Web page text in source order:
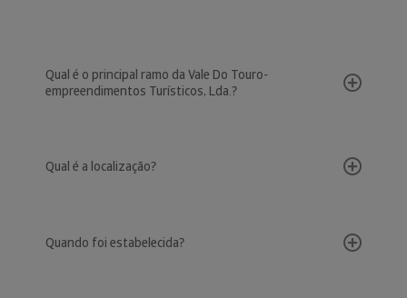
Qual é o principal ramo da Vale Do Touro-
empreendimentos Turísticos, Lda.?
Qual é a localização?
Quando foi estabelecida?